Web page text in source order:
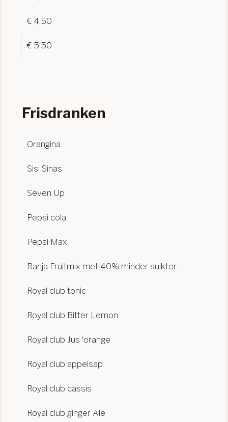
€ 4,50
€ 5,50
Frisdranken
Orangina
Sisi Sinas
Seven Up
Pepsi cola
Pepsi Max
Ranja Fruitmix met 40% minder suikter
Royal club tonic
Royal club Bitter Lemon
Royal club Jus ‘orange
Royal club appelsap
Royal club cassis
Royal club ginger Ale